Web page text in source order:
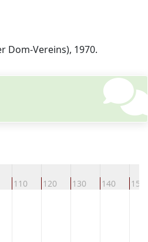
Dom-Vereins), 1970.
110 120 130 140 150